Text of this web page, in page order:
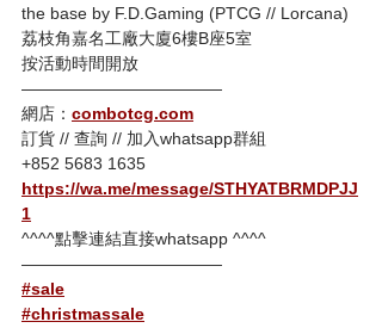
the base by F.D.Gaming (PTCG // Lorcana)
荔枝角嘉名工廠大廈6樓B座5室
按活動時間開放
————————————
網店： combotcg.com
訂貨 // 查詢 // 加入whatsapp群組
+852 5683 1635
https://wa.me/message/STHYATBRMDPJJ
1
^^^^點擊連結直接whatsapp ^^^^
————————————
#sale
#christmassale